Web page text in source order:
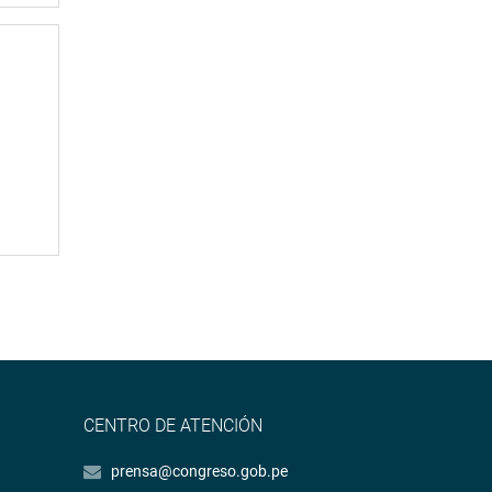
CENTRO DE ATENCIÓN
prensa@congreso.gob.pe